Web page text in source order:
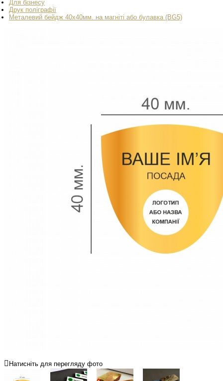
Для бізнесу
Друк поліграфії
Металевий бейдж 40x40мм. на магніті або булавка (BG5)
Натисніть для перегляду фото